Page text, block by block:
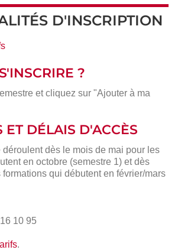
D'INSCRIPTION
?
et cliquez sur "Ajouter à ma
ET DÉLAIS D'ACCÈS
déroulent dès le mois de mai pour les
en octobre (semestre 1) et dès
qui débutent en février/mars
10 95
.